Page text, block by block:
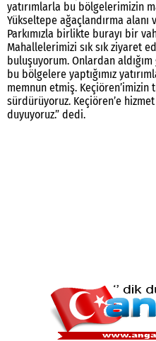
yatırımlarla bu bölgelerimizin
Yükseltepe ağaçlandırma
Parkımızla birlikte burayı bir
Mahallelerimizi sık sık ziyaret
buluşuyorum. Onlardan
bu bölgelere yaptığımız
memnun etmiş. Keçiören’imizin
sürdürüyoruz. Keçiören’e
duyuyoruz.” dedi.